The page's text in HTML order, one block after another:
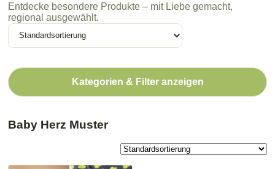
Entdecke besondere Produkte – mit Liebe gemacht,
regional ausgewählt.
Kategorien & Filter anzeigen
Baby Herz Muster